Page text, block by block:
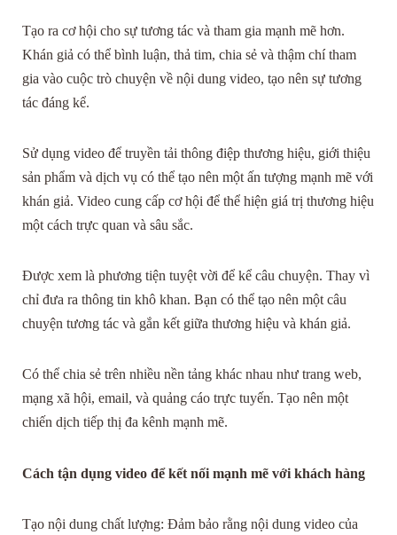
Tạo ra cơ hội cho sự tương tác và tham gia mạnh mẽ hơn.
Khán giả có thể bình luận, thả tim, chia sẻ và thậm chí tham
gia vào cuộc trò chuyện về nội dung video, tạo nên sự tương
tác đáng kể.
Sử dụng video để truyền tải thông điệp thương hiệu, giới thiệu
sản phẩm và dịch vụ có thể tạo nên một ấn tượng mạnh mẽ với
khán giả. Video cung cấp cơ hội để thể hiện giá trị thương hiệu
một cách trực quan và sâu sắc.
Được xem là phương tiện tuyệt vời để kể câu chuyện. Thay vì
chỉ đưa ra thông tin khô khan. Bạn có thể tạo nên một câu
chuyện tương tác và gắn kết giữa thương hiệu và khán giả.
Có thể chia sẻ trên nhiều nền tảng khác nhau như trang web,
mạng xã hội, email, và quảng cáo trực tuyến. Tạo nên một
chiến dịch tiếp thị đa kênh mạnh mẽ.
Cách tận dụng video để kết nối mạnh mẽ với khách hàng
Tạo nội dung chất lượng: Đảm bảo rằng nội dung video của